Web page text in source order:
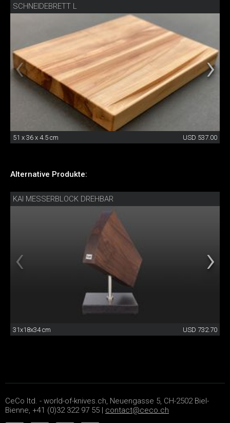
SCHNEIDEBRETT L
51 x 36 x 4.5 cm USD 537.00
Alternative Produkte:
KAI MESSERBLOCK DREHBAR
31x18x34 cm USD 732.70
CeCo ltd. - world-of-knives.ch, Neuengasse 5, CH-2502 Biel-
Bienne, +41 (0)32 322 97 55 | contact@ceco.ch